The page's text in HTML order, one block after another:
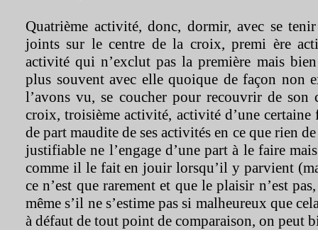
Quatrième activité, donc, dormir, avec se
joints sur le centre de la croix, premi ère
activité qui n’exclut pas la première mais
plus souvent avec elle quoique de façon non
l’avons vu, se coucher pour recouvrir de son
croix, troisième activité, activité d’une certaine
de part maudite de ses activités en ce que rien
justifiable ne l’engage d’une part à le faire
comme il le fait en jouir lorsqu’il y parvient
ce n’est que rarement et que le plaisir n’est
même s’il ne s’estime pas si malheureux que
à défaut de tout point de comparaison, on peut